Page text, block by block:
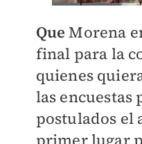
QueMorena
final para la
quienes
las encuestas
postulados el